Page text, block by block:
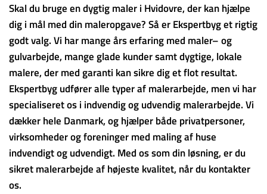
Skal du bruge en dygtig maler i Hvidovre, der kan hjælpe
dig i mål med din maleropgave? Så er Ekspertbyg et rigtig
godt valg. Vi har mange års erfaring med maler– og
gulvarbejde, mange glade kunder samt dygtige, lokale
malere, der med garanti kan sikre dig et flot resultat.
Ekspertbyg udfører alle typer af malerarbejde, men vi har
specialiseret os i indvendig og udvendig malerarbejde. Vi
dækker hele Danmark, og hjælper både privatpersoner,
virksomheder og foreninger med maling af huse
indvendigt og udvendigt. Med os som din løsning, er du
sikret malerarbejde af højeste kvalitet, når du kontakter
os.